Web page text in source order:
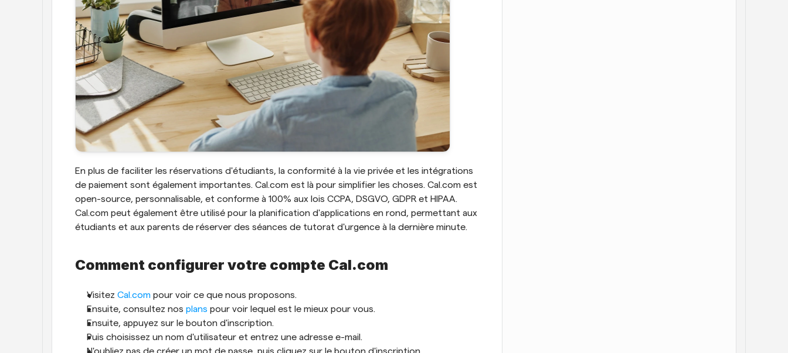
En plus de faciliter les réservations d'étudiants, la conformité à la vie privée et les intégrations
de paiement sont également importantes. Cal.com est là pour simplifier les choses. Cal.com est
open-source, personnalisable, et conforme à 100% aux lois CCPA, DSGVO, GDPR et HIPAA.
Cal.com peut également être utilisé pour la planification d'applications en rond, permettant aux
étudiants et aux parents de réserver des séances de tutorat d'urgence à la dernière minute.
Comment configurer votre compte Cal.com
Visitez Cal.com pour voir ce que nous proposons.
Ensuite, consultez nos plans pour voir lequel est le mieux pour vous.
Ensuite, appuyez sur le bouton d'inscription.
Puis choisissez un nom d'utilisateur et entrez une adresse e-mail.